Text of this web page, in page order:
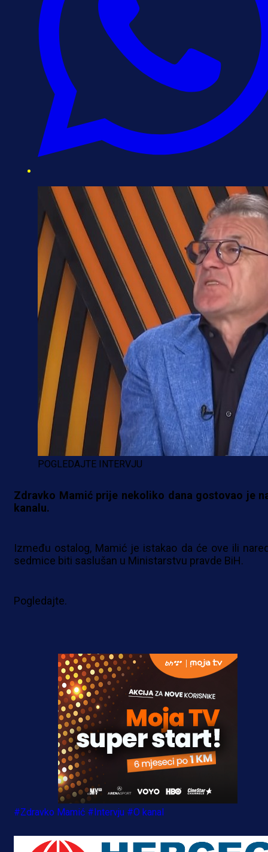
POGLEDAJTE INTERVJU
Zdravko Mamić prije nekoliko dana gostovao je
kanalu.
Između ostalog, Mamić je istakao da će ove ili
sedmice biti saslušan u Ministarstvu pravde BiH.
Pogledajte.
#Zdravko Mamić #Intervju #O kanal